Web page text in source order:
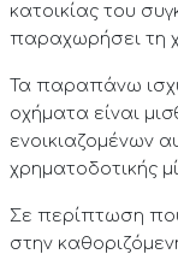
κατοικίας του
παραχωρήσει τη
Τα παραπάνω
οχήματα είναι
ενοικιαζομένων
χρηματοδοτικής
Σε περίπτωση
στην